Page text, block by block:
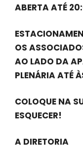
ABERTA ATÉ
OS
AO LADO DA
PLENÁRIA ATÉ
COLOQUE NA
ESQUECER!
A DIRETORIA